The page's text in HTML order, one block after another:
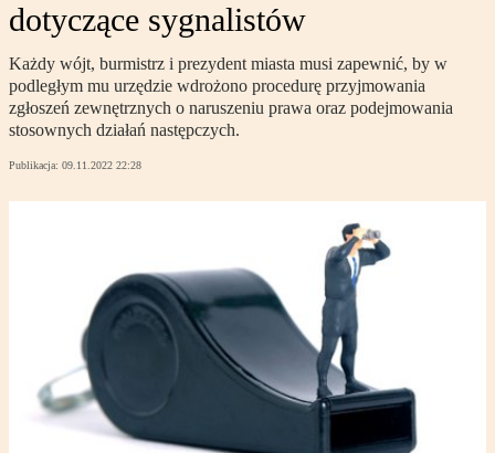
dotyczące sygnalistów
Każdy wójt, burmistrz i prezydent miasta musi zapewnić, by w
podległym mu urzędzie wdrożono procedurę przyjmowania
zgłoszeń zewnętrznych o naruszeniu prawa oraz podejmowania
stosownych działań następczych.
Publikacja: 09.11.2022 22:28